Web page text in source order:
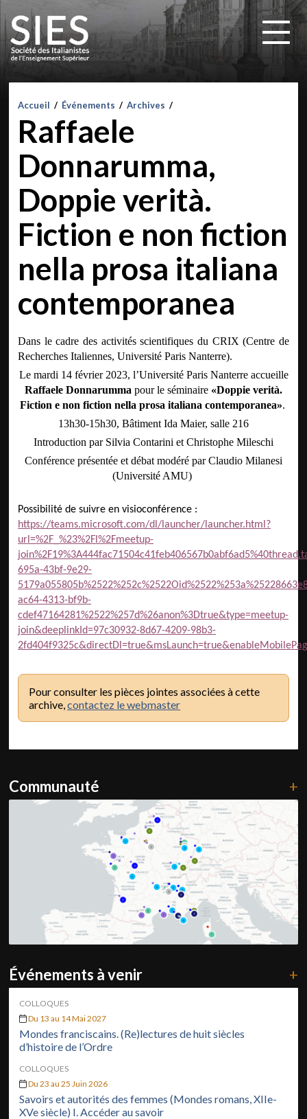
Accueil / Événements / Archives /
Raffaele
Donnarumma,
Doppie verità.
Fiction e non fiction
nella prosa italiana
contemporanea
Dans le cadre des activités scientifiques du CRIX (Centre de
Recherches Italiennes, Université Paris Nanterre).
Le mardi 14 février 2023, l’Université Paris Nanterre accueille
Raffaele Donnarumma pour le séminaire «Doppie verità.
Fiction e non fiction nella prosa italiana contemporanea».
13h30-15h30, Bâtiment Ida Maier, salle 216
Introduction par Silvia Contarini et Christophe Mileschi
Conférence présentée et débat modéré par Claudio Milanesi
(Université AMU)
Possibilité de suivre en visioconférence :
https://teams.microsoft.com/dl/launcher/launcher.html?
url=%2F_%23%2Fl%2Fmeetup-
695a-43bf-9e29-
ac64-4313-bf9b-
cdef47164281%2522%257d%26anon%3Dtrue&type=meetup-
join&deeplinkId=97c30932-8d67-4209-98b3-
Pour consulter les pièces jointes associées à cette
archive,contactez le webmaster
Communauté +
Événements à venir +
COLLOQUES
Du 13 au 14 Mai 2027
Mondes franciscains. (Re)lectures de huit siècles
d’histoire de l’Ordre
COLLOQUES
Du 23 au 25 Juin 2026
Savoirs et autorités des femmes (Mondes romans, XIIe-
XVe siècle) I. Accéder au savoir